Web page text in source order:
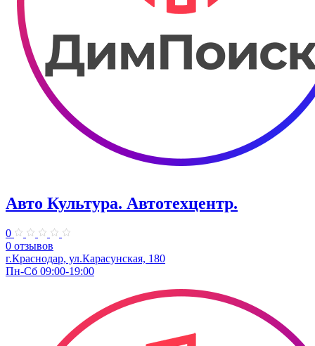
Авто Культура. ​Автотехцентр.
0
0 отзывов
​г.Краснодар, ул.Карасунская, 180
Пн-Сб 09:00-19:00